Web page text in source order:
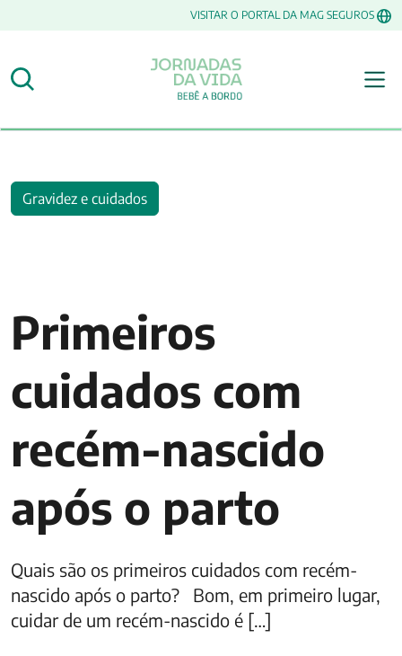
VISITAR O PORTAL DA MAG SEGUROS
Gravidez e cuidados
Primeiros
cuidados com
recém-nascido
após o parto
Quais são os primeiros cuidados com recém-
nascido após o parto? Bom, em primeiro lugar,
cuidar de um recém-nascido é […]